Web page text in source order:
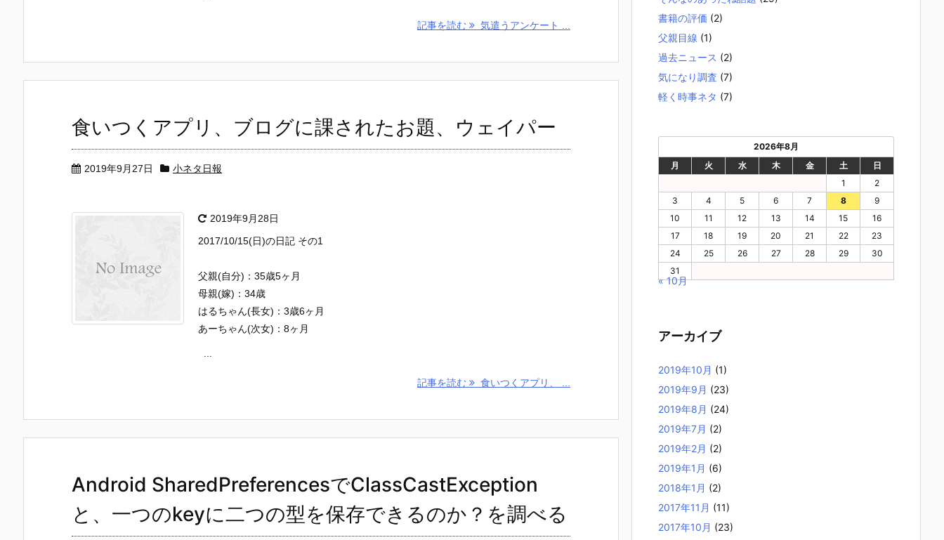
記事を読む 気遣うアンケート ...
食いつくアプリ、ブログに課されたお題、ウェイパー
2019年9月27日 小ネタ日報
2019年9月28日
2017/10/15(日)の日記 その1
父親(自分)：35歳5ヶ月
母親(嫁)：34歳
はるちゃん(長女)：3歳6ヶ月
あーちゃん(次女)：8ヶ月
記事を読む 食いつくアプリ、 ...
Android SharedPreferencesでClassCastException
と、一つのkeyに二つの型を保存できるのか？を調べる
書籍の評価 (2)
父親目線 (1)
過去ニュース (2)
気になり調査 (7)
軽く時事ネタ (7)
2026年8月
月
火 水 木 金 土
日
1
2
3
4 5 6 7 8
9
10
11 12 13 14 15
16
17
18 19 20 21 22
23
24
25 26 27 28 29
30
31
« 10月
アーカイブ
2019年10月 (1)
2019年9月 (23)
2019年8月 (24)
2019年7月 (2)
2019年2月 (2)
2019年1月 (6)
2018年1月 (2)
2017年11月 (11)
2017年10月 (23)